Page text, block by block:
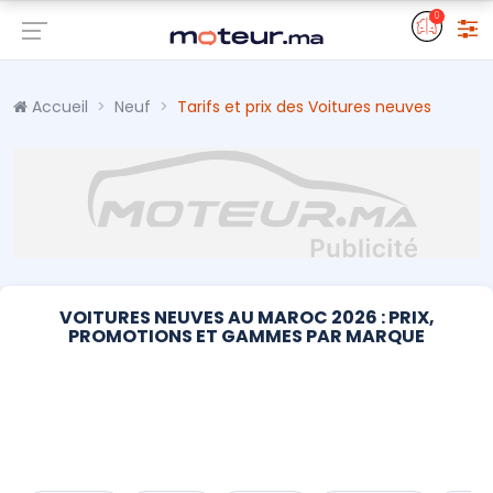
0
Accueil Neuf Tarifs et prix des Voitures neuves
VOITURES NEUVES AU MAROC 2026 : PRIX,
PROMOTIONS ET GAMMES PAR MARQUE